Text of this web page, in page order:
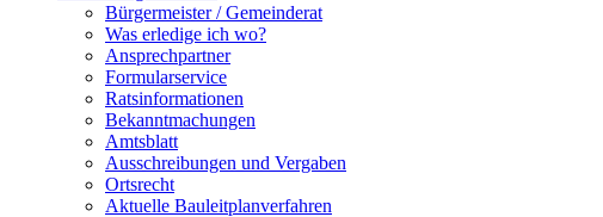
Bürgermeister / Gemeinderat
Was erledige ich wo?
Ansprechpartner
Formularservice
Ratsinformationen
Bekanntmachungen
Amtsblatt
Ausschreibungen und Vergaben
Ortsrecht
Aktuelle Bauleitplanverfahren